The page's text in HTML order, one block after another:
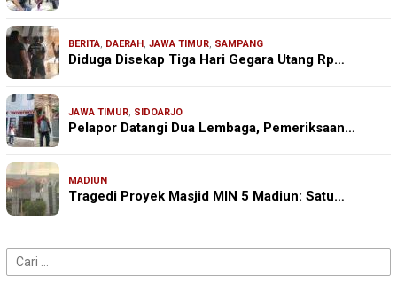
BERITA, DAERAH, JAWA TIMUR, SAMPANG
Diduga Disekap Tiga Hari Gegara Utang Rp…
JAWA TIMUR, SIDOARJO
Pelapor Datangi Dua Lembaga, Pemeriksaan…
MADIUN
Tragedi Proyek Masjid MIN 5 Madiun: Satu…
Cari
untuk: